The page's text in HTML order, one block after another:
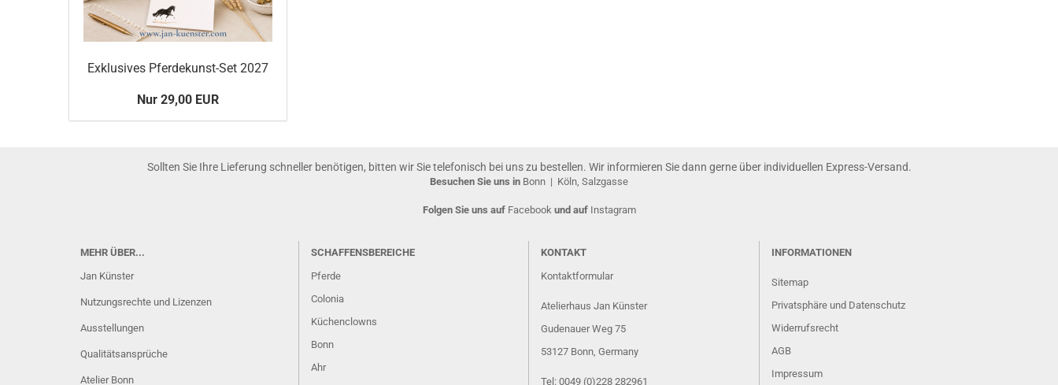
Exklusives Pferdekunst-Set 2027
Nur 29,00 EUR
Sollten Sie Ihre Lieferung schneller benötigen, bitten wir Sie telefonisch bei uns zu bestellen. Wir informieren Sie dann gerne über individuellen Express-Versand.
Besuchen Sie uns in Bonn | Köln, Salzgasse
Folgen Sie uns auf Facebook und auf Instagram
MEHR ÜBER...
Jan Künster
Nutzungsrechte und Lizenzen
Ausstellungen
Qualitätsansprüche
Atelier Bonn
SCHAFFENSBEREICHE
Pferde
Colonia
Küchenclowns
Bonn
Ahr
KONTAKT
Kontaktformular
Atelierhaus Jan Künster
Gudenauer Weg 75
53127 Bonn, Germany
Tel: 0049 (0)228 282961
INFORMATIONEN
Sitemap
Privatsphäre und Datenschutz
Widerrufsrecht
AGB
Impressum